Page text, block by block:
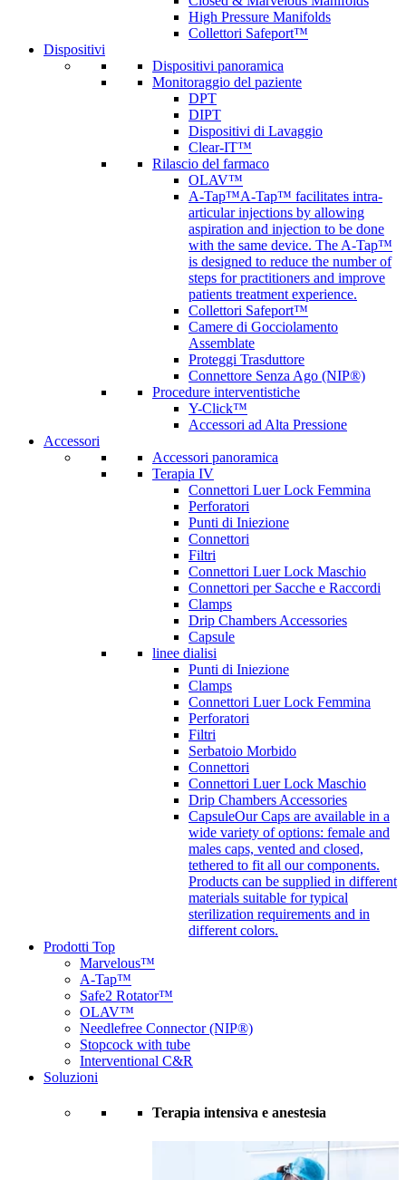
High Pressure Manifolds
Collettori Safeport™
Dispositivi
Dispositivi panoramica
Monitoraggio del paziente
DPT
DIPT
Dispositivi di Lavaggio
Clear-IT™
Rilascio del farmaco
OLAV™
A-Tap™A-Tap™ facilitates intra-
articular injections by allowing
aspiration and injection to be done
with the same device. The A-Tap™
is designed to reduce the number of
steps for practitioners and improve
patients treatment experience.
Collettori Safeport™
Camere di Gocciolamento
Assemblate
Proteggi Trasduttore
Connettore Senza Ago (NIP®)
Procedure interventistiche
Y-Click™
Accessori ad Alta Pressione
Accessori
Accessori panoramica
Terapia IV
Connettori Luer Lock Femmina
Perforatori
Punti di Iniezione
Connettori
Filtri
Connettori Luer Lock Maschio
Connettori per Sacche e Raccordi
Clamps
Drip Chambers Accessories
Capsule
linee dialisi
Punti di Iniezione
Clamps
Connettori Luer Lock Femmina
Perforatori
Filtri
Serbatoio Morbido
Connettori
Connettori Luer Lock Maschio
Drip Chambers Accessories
CapsuleOur Caps are available in a
wide variety of options: female and
males caps, vented and closed,
tethered to fit all our components.
Products can be supplied in different
materials suitable for typical
sterilization requirements and in
different colors.
Prodotti Top
Marvelous™
A-Tap™
Safe2 Rotator™
OLAV™
Needlefree Connector (NIP®)
Stopcock with tube
Interventional C&R
Soluzioni
Terapia intensiva e anestesia